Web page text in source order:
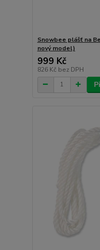
Snowbee plášť na
nový model)
999 Kč
826 Kč bez DPH